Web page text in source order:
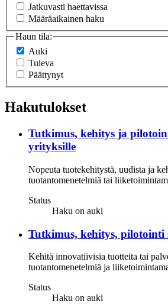
Jatkuvasti haettavissa
Määräaikainen haku
Haun tila:
Auki
Tuleva
Päättynyt
Hakutulokset
Tutkimus, kehitys ja
yrityksille
Nopeuta tuotekehitystä, uudista ja
tuotantomenetelmiä tai
Status
Haku on auki
Tutkimus, kehitys,
Kehitä innovatiivisia tuotteita tai
tuotantomenetelmiä ja
Status
Haku on auki